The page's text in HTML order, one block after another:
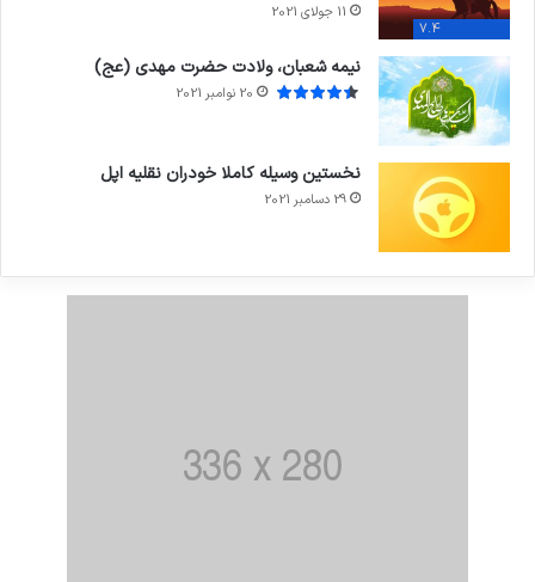
7.4
11 جولای 2021
نیمه شعبان، ولادت حضرت مهدی (عج)
20 نوامبر 2021
نخستین وسیله کاملا خودران نقلیه اپل
29 دسامبر 2021